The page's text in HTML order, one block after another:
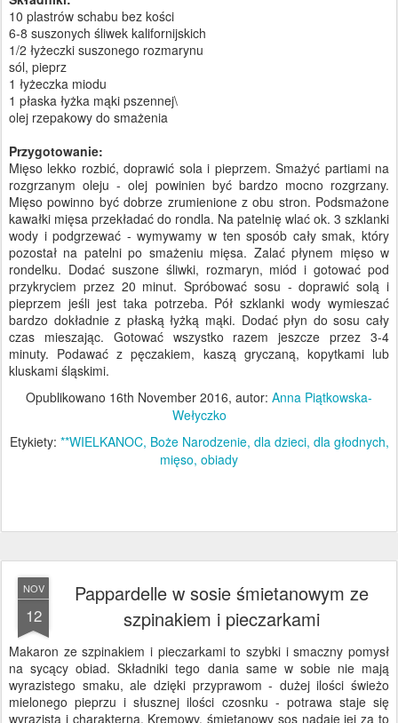
10 plastrów schabu bez kości
6-8 suszonych śliwek kalifornijskich
1/2 łyżeczki suszonego rozmarynu
sól, pieprz
1 łyżeczka miodu
1 płaska łyżka mąki pszennej\
olej rzepakowy do smażenia
Przygotowanie:
Mięso lekko rozbić, doprawić sola i pieprzem. Smażyć partiami na
rozgrzanym oleju - olej powinien być bardzo mocno rozgrzany.
Mięso powinno być dobrze zrumienione z obu stron. Podsmażone
kawałki mięsa przekładać do rondla. Na patelnię wlać ok. 3 szklanki
wody i podgrzewać - wymywamy w ten sposób cały smak, który
pozostał na patelni po smażeniu mięsa. Zalać płynem mięso w
rondelku. Dodać suszone śliwki, rozmaryn, miód i gotować pod
przykryciem przez 20 minut. Spróbować sosu - doprawić solą i
pieprzem jeśli jest taka potrzeba. Pół szklanki wody wymieszać
bardzo dokładnie z płaską łyżką mąki. Dodać płyn do sosu cały
czas mieszając. Gotować wszystko razem jeszcze przez 3-4
minuty. Podawać z pęczakiem, kaszą gryczaną, kopytkami lub
kluskami śląskimi.
Opublikowano 16th November 2016, autor: Anna Piątkowska-
Wełyczko
Etykiety: **WIELKANOC Boże Narodzenie dla dzieci dla głodnych
mięso obiady
NOV
12
Pappardelle w sosie śmietanowym ze
szpinakiem i pieczarkami
Makaron ze szpinakiem i pieczarkami to szybki i smaczny pomysł
na sycący obiad. Składniki tego dania same w sobie nie mają
wyrazistego smaku, ale dzięki przyprawom - dużej ilości świeżo
mielonego pieprzu i słusznej ilości czosnku - potrawa staje się
wyrazista i charakterna. Kremowy, śmietanowy sos nadaje jej za to